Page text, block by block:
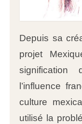
Depuis sa
projet
l’influence
culture
utilisé la